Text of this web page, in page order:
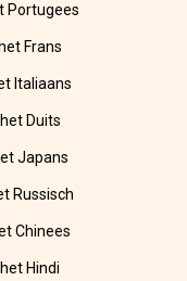
Portugees
Frans
Italiaans
Duits
Japans
Russisch
Chinees
Hindi